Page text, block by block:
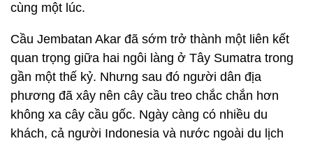
cùng một lúc.
Cầu Jembatan Akar đã sớm trở thành một liên kết
quan trọng giữa hai ngôi làng ở Tây Sumatra trong
gần một thế kỷ. Nhưng sau đó người dân địa
phương đã xây nên cây cầu treo chắc chắn hơn
không xa cây cầu gốc. Ngày càng có nhiều du
khách, cả người Indonesia và nước ngoài du lịch